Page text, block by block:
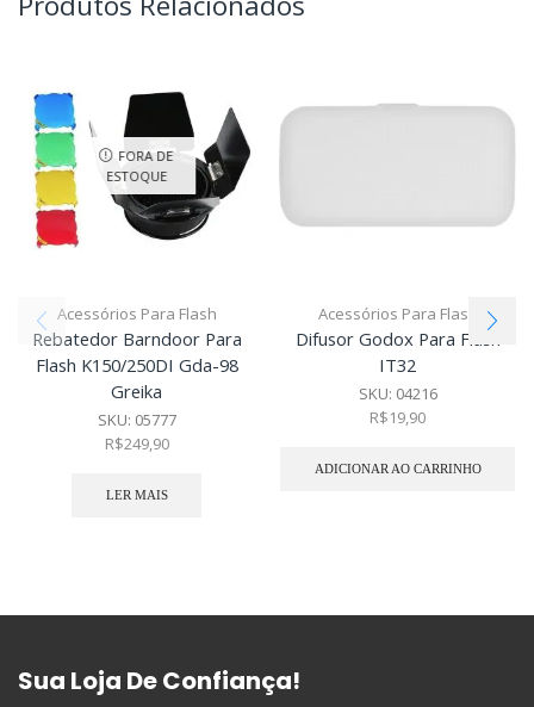
FORA DE
ESTOQUE
Acessórios Para Flash
Rebatedor Barndoor Para
Flash K150/250DI Gda-98
Greika
SKU: 05777
R$249,90
LER MAIS
Acessórios Para Flash
Difusor Godox Para Flash
IT32
SKU: 04216
R$19,90
ADICIONAR AO CARRINHO
Sua Loja De Confiança!